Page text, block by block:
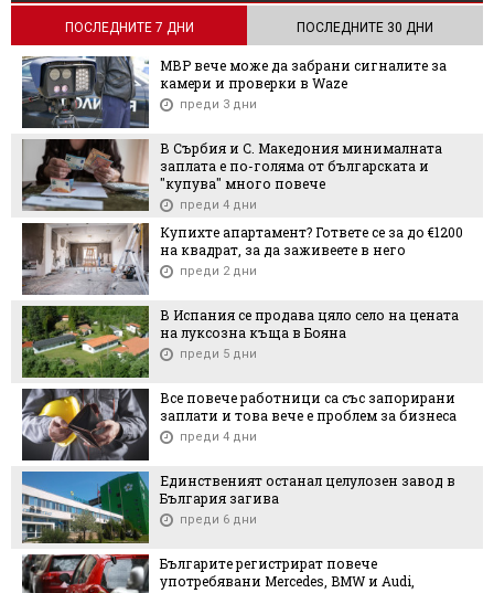
ПОСЛЕДНИТЕ 7 ДНИ ПОСЛЕДНИТЕ 30 ДНИ
МВР вече може да забрани сигналите за
камери и проверки в Waze
преди 3 дни
В Сърбия и С. Македония минималната
заплата е по-голяма от българската и
"купува" много повече
преди 4 дни
Купихте апартамент? Гответе се за до €1200
на квадрат, за да заживеете в него
преди 2 дни
В Испания се продава цяло село на цената
на луксозна къща в Бояна
преди 5 дни
Все повече работници са със запорирани
заплати и това вече е проблем за бизнеса
преди 4 дни
Единственият останал целулозен завод в
България загива
преди 6 дни
Българите регистрират повече
употребявани Mercedes, BMW и Audi,